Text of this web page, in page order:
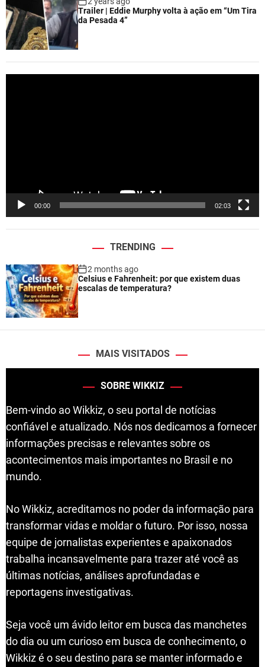
Trailer | Eddie Murphy volta à ação em “Um Tira
da Pesada 4”
00:00 02:03
TRENDING
2 months ago
Celsius e Fahrenheit: por que existem duas
escalas de temperatura?
MAIS VISITADOS
SOBRE WIKKIZ
Bem-vindo ao Wikkiz, o seu portal de notícias
confiável e atualizado. Nós nos dedicamos a fornecer
informações precisas e relevantes sobre os
acontecimentos mais importantes no Brasil e no
mundo.
No Wikkiz, acreditamos no poder da informação para
transformar vidas e moldar o futuro. Por isso, nossa
equipe de jornalistas experientes e apaixonados
trabalha incansavelmente para trazer até você as
últimas notícias, análises aprofundadas e
reportagens investigativas.
Seja você um ávido leitor em busca das manchetes
do dia ou um curioso em busca de conhecimento, o
Wikkiz é o seu destino para se manter informado e